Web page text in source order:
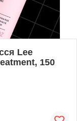
Lee
150